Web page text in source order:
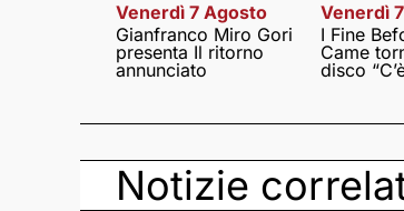
Venerdì 7 Agosto
Gianfranco Miro Gori
presenta Il ritorno
annunciato
Venerdì
I Fine
Came
disco
Notizie